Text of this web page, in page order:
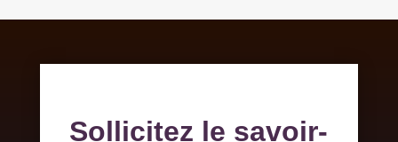
Sollicitez le savoir-